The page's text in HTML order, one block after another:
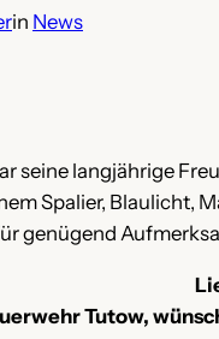
in News
seine langjährige
Spalier, Blaulicht,
genügend
Tutow,